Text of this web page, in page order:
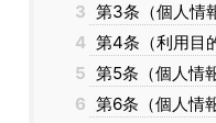
3 第3条（個人情
4 第4条（利用目
5 第5条（個人情
6 第6条（個人情